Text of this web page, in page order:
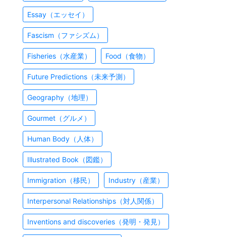
Essay（エッセイ）
Fascism（ファシズム）
Fisheries（水産業） Food（食物）
Future Predictions（未来予測）
Geography（地理）
Gourmet（グルメ）
Human Body（人体）
Illustrated Book（図鑑）
Immigration（移民） Industry（産業）
Interpersonal Relationships（対人関係）
Inventions and discoveries（発明・発見）